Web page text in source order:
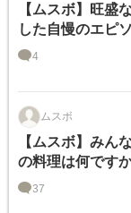
【ムスボ】旺盛
した自慢のエピ
4
ムスボ
【ムスボ】みん
の料理は何です
37